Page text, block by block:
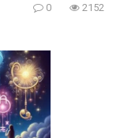
0 2152